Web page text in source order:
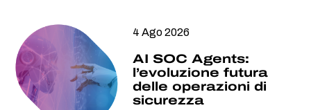
4 Ago 2026
AI SOC Agents:
l’evoluzione futura
delle operazioni di
sicurezza